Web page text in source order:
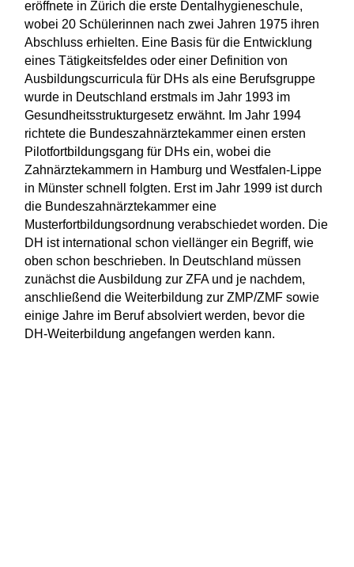
eröffnete in Zürich die erste Dentalhygieneschule,
wobei 20 Schülerinnen nach zwei Jahren 1975 ihren
Abschluss erhielten. Eine Basis für die Entwicklung
eines Tätigkeitsfeldes oder einer Definition von
Ausbildungscurricula für DHs als eine Berufsgruppe
wurde in Deutschland erstmals im Jahr 1993 im
Gesundheitsstrukturgesetz erwähnt. Im Jahr 1994
richtete die Bundeszahnärztekammer einen ersten
Pilotfortbildungsgang für DHs ein, wobei die
Zahnärztekammern in Hamburg und Westfalen-Lippe
in Münster schnell folgten. Erst im Jahr 1999 ist durch
die Bundeszahnärztekammer eine
Musterfortbildungsordnung verabschiedet worden. Die
DH ist international schon viellänger ein Begriff, wie
oben schon beschrieben. In Deutschland müssen
zunächst die Ausbildung zur ZFA und je nachdem,
anschließend die Weiterbildung zur ZMP/ZMF sowie
einige Jahre im Beruf absolviert werden, bevor die
DH-Weiterbildung angefangen werden kann.